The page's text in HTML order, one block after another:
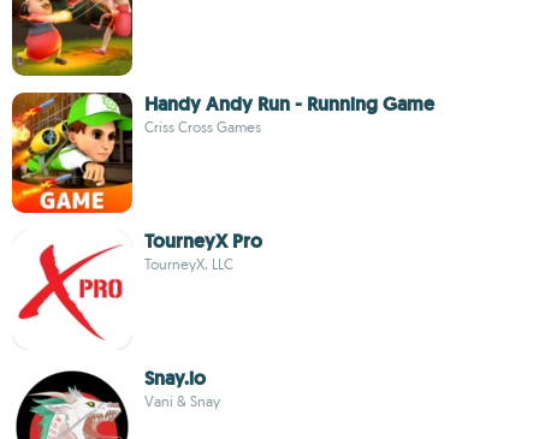
Handy Andy Run - Running Game
Criss Cross Games
TourneyX Pro
TourneyX, LLC
Snay.io
Vani & Snay